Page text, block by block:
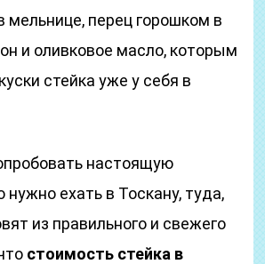
мельнице, перец горошком в
и оливковое масло, которым
стейка уже у себя в
настоящую
нужно ехать в Тоскану, туда,
из правильного и свежего
стоимость стейка в